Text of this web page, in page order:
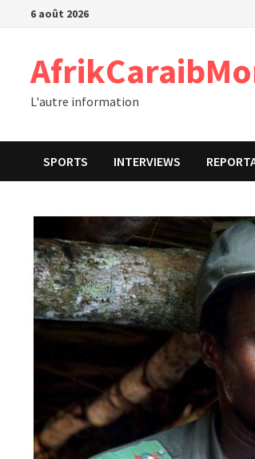
Passer6 août 2026
L'autre information
SPORTS INTERVIEWS